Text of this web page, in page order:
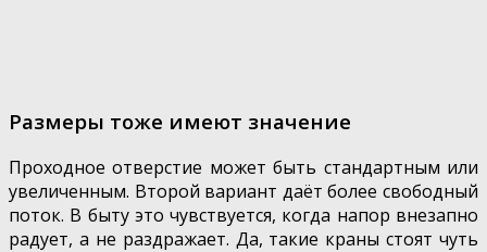
Размеры тоже имеют значение
Проходное отверстие может быть стандартным или
увеличенным. Второй вариант даёт более свободный
поток. В быту это чувствуется, когда напор внезапно
радует, а не раздражает. Да, такие краны стоят чуть